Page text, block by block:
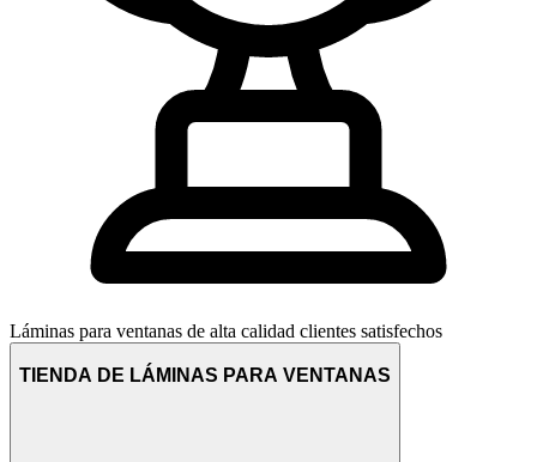
Láminas para ventanas de alta calidad clientes satisfechos
TIENDA DE LÁMINAS PARA VENTANAS